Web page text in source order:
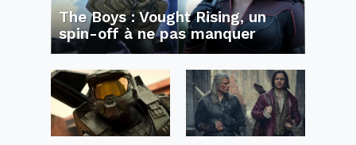
The Boys : Vought Rising, un
spin-off à ne pas manquer